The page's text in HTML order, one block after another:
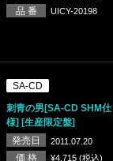
品 番 UICY-20198
SA-CD
刺青の男[SA-CD SHM仕
様] [生産限定盤]
発売日
2011.07.20
価 格 ¥4,715 (税込)